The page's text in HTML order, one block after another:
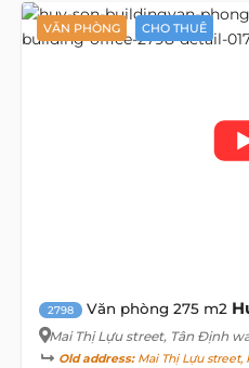
VĂN PHÒNG CHO THUÊ
2798 Văn phòng 275 m2
Mai Thị Lựu street, Tân Định
Old address:Mai Thị Lựu street,